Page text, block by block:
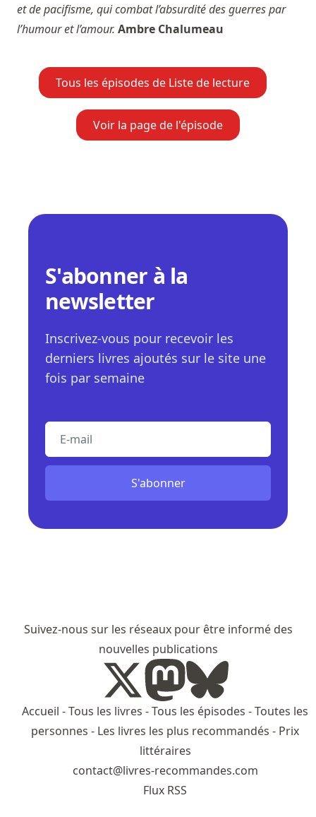
et de pacifisme, qui combat l’absurdité des guerres par
l’humour et l’amour. Ambre Chalumeau
Tous les épisodes de Liste de lecture
Voir la page de l'épisode
S'abonner à la
newsletter
Inscrivez-vous pour recevoir les
derniers livres ajoutés sur le site une
fois par semaine
S'abonner
Suivez-nous sur les réseaux pour être informé des
nouvelles publications
Accueil -Tous les livres -Tous les épisodes -Toutes les
personnes - Les livres les plus recommandés - Prix
littéraires
contact@livres-recommandes.com
Flux RSS